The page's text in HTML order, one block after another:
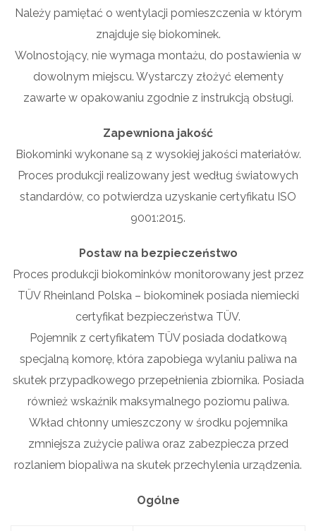
Należy pamiętać o wentylacji pomieszczenia w którym
znajduje się biokominek.
Wolnostojący, nie wymaga montażu, do postawienia w
dowolnym miejscu. Wystarczy złożyć elementy
zawarte w opakowaniu zgodnie z instrukcją obsługi.
Zapewniona jakość
Biokominki wykonane są z wysokiej jakości materiałów.
Proces produkcji realizowany jest według światowych
standardów, co potwierdza uzyskanie certyfikatu ISO
9001:2015.
Postaw na bezpieczeństwo
Proces produkcji biokominków monitorowany jest przez
TÜV Rheinland Polska – biokominek posiada niemiecki
certyfikat bezpieczeństwa TÜV.
Pojemnik z certyfikatem TÜV posiada dodatkową
specjalną komorę, która zapobiega wylaniu paliwa na
skutek przypadkowego przepełnienia zbiornika. Posiada
również wskaźnik maksymalnego poziomu paliwa.
Wkład chłonny umieszczony w środku pojemnika
zmniejsza zużycie paliwa oraz zabezpiecza przed
rozlaniem biopaliwa na skutek przechylenia urządzenia.
Ogólne